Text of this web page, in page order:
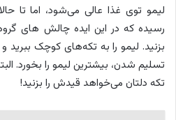
لیمو توی غذا عالی می‌شود، اما تا
رسیده که در این ایده چالش های
بزنید. لیمو را به تکه‌های کوچک
تسلیم شدن، بیشترین لیمو را بخورد.
تکه دلتان می‌خواهد قیدش را بزنید!